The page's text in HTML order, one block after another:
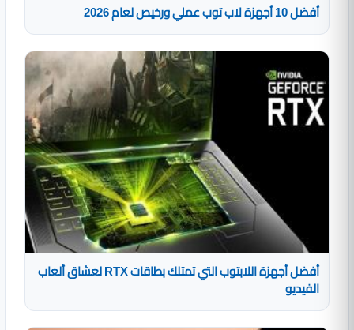
أفضل 10 أجهزة لاب توب عملي ورخيص لعام 2026
أفضل أجهزة اللابتوب التي تمتلك بطاقات RTX لعشاق ألعاب
الفيديو